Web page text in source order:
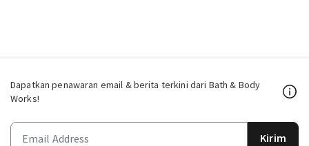
Dapatkan penawaran email & berita terkini dari Bath & Body
Works!
Kirim